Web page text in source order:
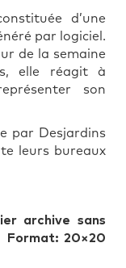
d’une
par logiciel.
de la semaine
elle réagit à
son
par Desjardins
leurs bureaux
archive sans
Format: 20×20